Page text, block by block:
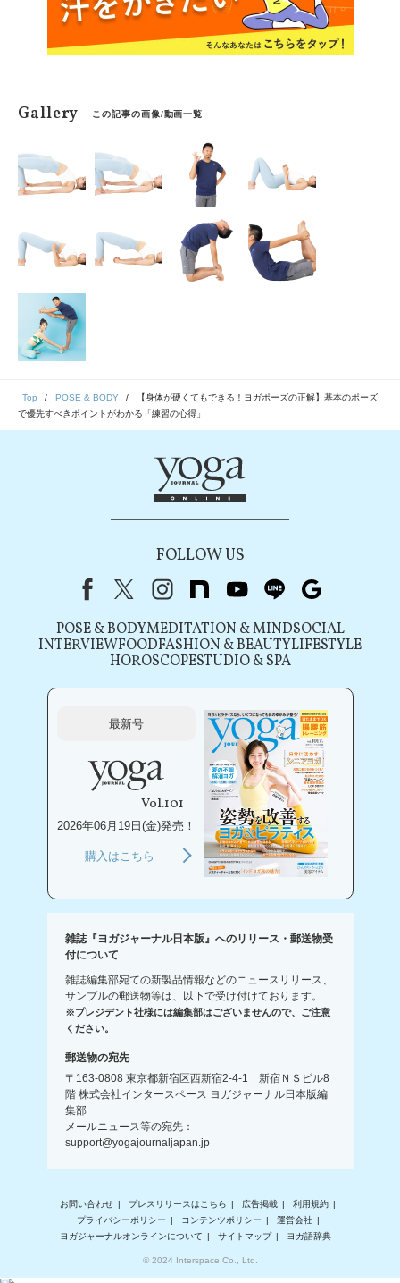
Gallery この記事の画像/動画一覧
Top POSE & BODY
【身体が硬くてもできる！ヨガポーズの正解】基本のポーズ
で優先すべきポイントがわかる「練習の心得」
FOLLOW US
FacebookX（旧Twitter）
instagram
note youtubeline
POSE & BODYMEDITATION & MINDSOCIAL
INTERVIEWFOODFASHION & BEAUTYLIFESTYLE
HOROSCOPESTUDIO & SPA
最新号
Vol.101
2026年06月19日(金)発売！
購入はこちら
雑誌『ヨガジャーナル日本版』へのリリース・郵送物受
付について
雑誌編集部宛ての新製品情報などのニュースリリース、
サンプルの郵送物等は、以下で受け付けております。
※プレジデント社様には編集部はございませんので、ご注意
ください。
郵送物の宛先
〒163-0808 東京都新宿区西新宿2-4-1 新宿ＮＳビル8
階 株式会社インタースペース ヨガジャーナル日本版編
集部
メールニュース等の宛先：
support@yogajournaljapan.jp
お問い合わせ プレスリリースはこちら 広告掲載
利用規約
プライバシーポリシー
コンテンツポリシー
運営会社
ヨガジャーナルオンラインについて
サイトマップ ヨガ語辞典
© 2024 Interspace Co., Ltd.